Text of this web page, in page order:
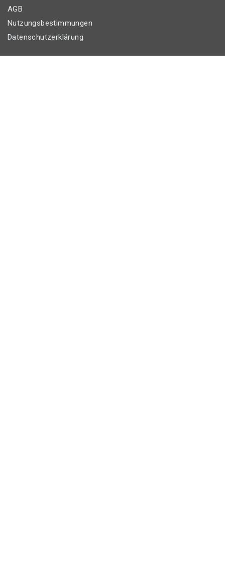
AGB
Nutzungsbestimmungen
Datenschutzerklärung